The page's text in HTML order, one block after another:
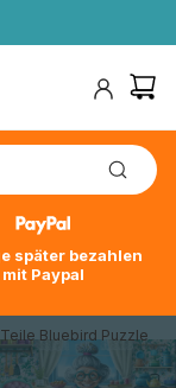
später bezahlen
mit Paypal
Bluebird Puzzle